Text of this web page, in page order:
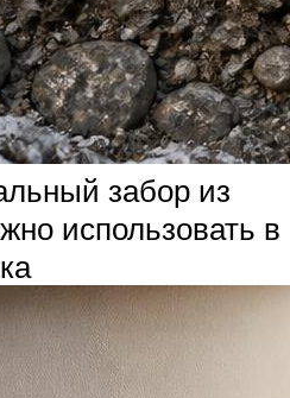
забор из
использовать в